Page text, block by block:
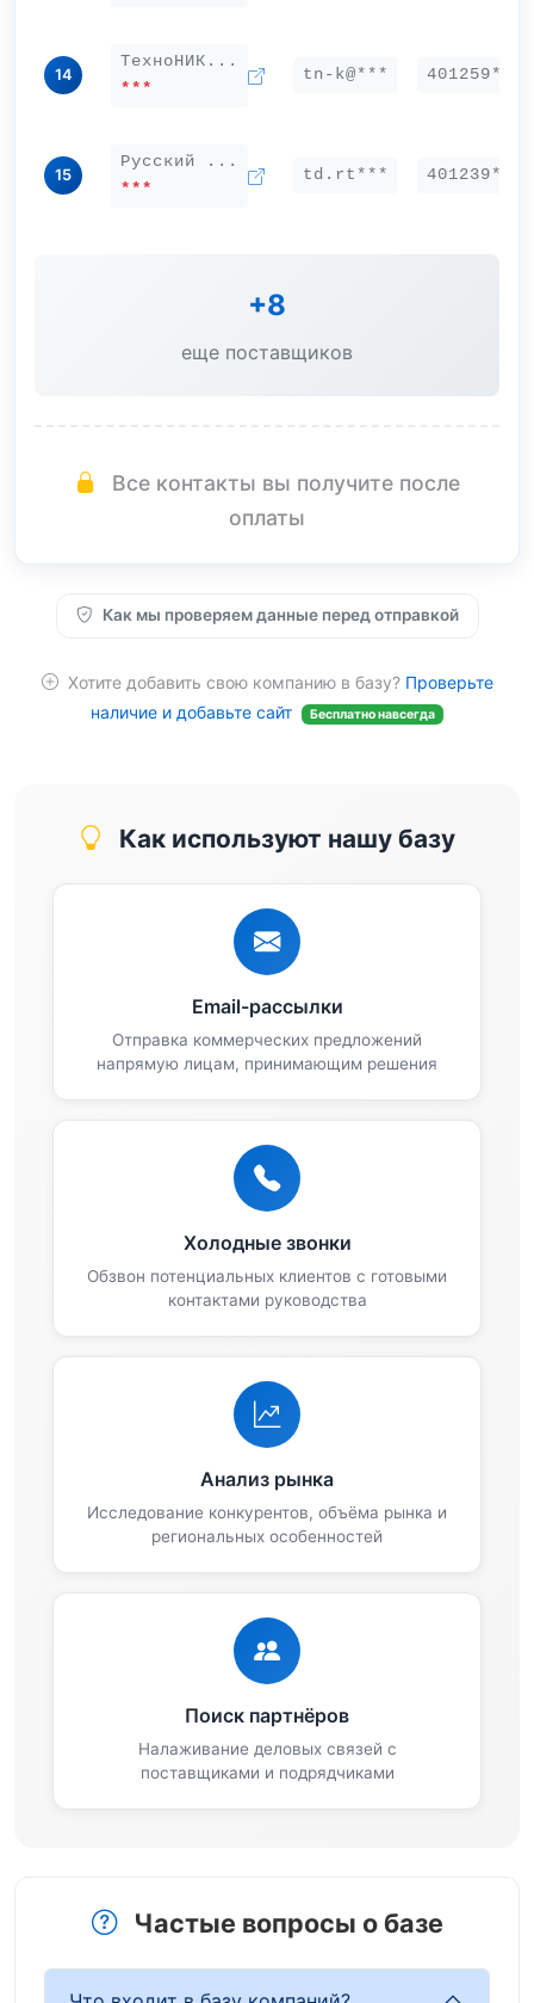
14
ТехноНИК...
***
tn-k@*** 401259***
15
Русский ...
***
td.rt*** 401239***
+8
еще поставщиков
Все контакты вы получите после
оплаты
Как мы проверяем данные перед отправкой
Хотите добавить свою компанию в базу? Проверьте
наличие и добавьте сайт
Бесплатно навсегда
Как используют нашу базу
Email-рассылки
Отправка коммерческих предложений
напрямую лицам, принимающим решения
Холодные звонки
Обзвон потенциальных клиентов с готовыми
контактами руководства
Анализ рынка
Исследование конкурентов, объёма рынка и
региональных особенностей
Поиск партнёров
Налаживание деловых связей с
поставщиками и подрядчиками
Частые вопросы о базе